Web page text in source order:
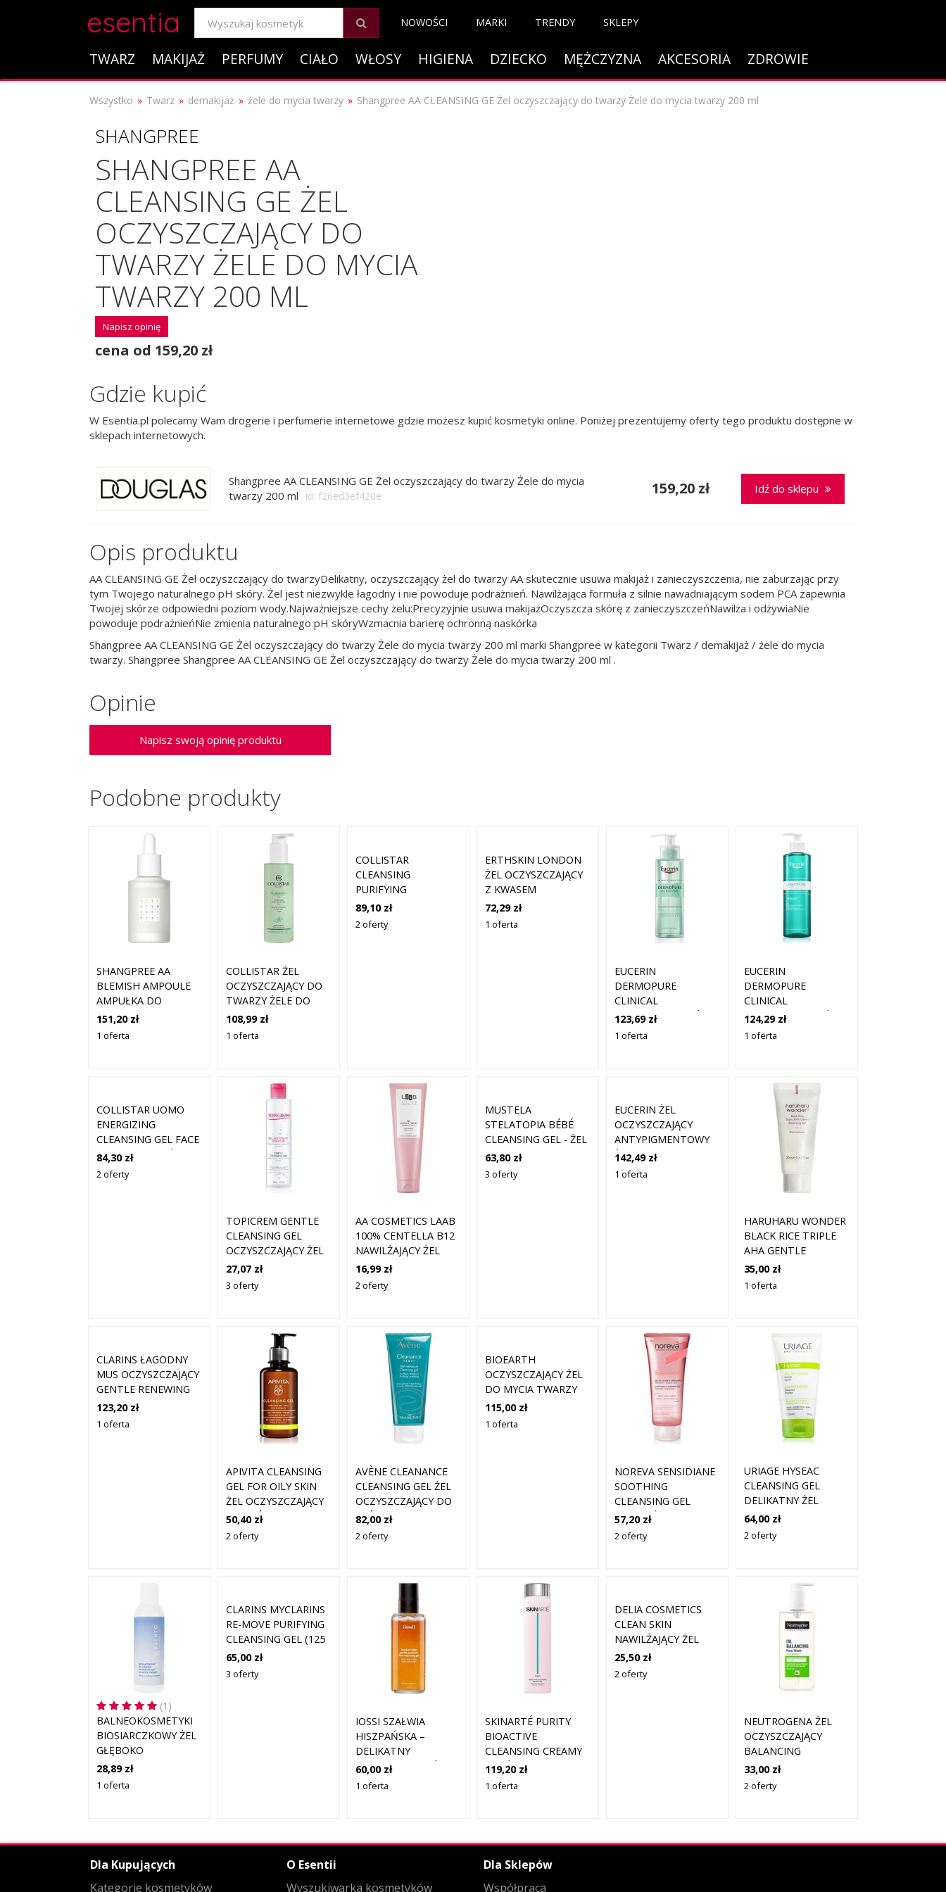
esentia NOWOŚCI MARKI TRENDY SKLEPY
TWARZ MAKIJAŻ PERFUMY CIAŁO WŁOSY HIGIENA DZIECKO MĘŻCZYZNA AKCESORIA ZDROWIE
Wszystko Twarz demakijaż żele do mycia twarzy Shangpree AA CLEANSING GE Żel oczyszczający do twarzy Żele do mycia twarzy 200 ml
SHANGPREE
SHANGPREE AA
CLEANSING GE ŻEL
OCZYSZCZAJĄCY DO
TWARZY ŻELE DO MYCIA
TWARZY 200 ML
Napisz opinię
cena od 159,20 zł
Gdzie kupić
W Esentia.pl polecamy Wam drogerie i perfumerie internetowe gdzie możesz kupić kosmetyki online. Poniżej prezentujemy oferty tego produktu dostępne w
sklepach internetowych.
Shangpree AA CLEANSING GE Żel oczyszczający do twarzy Żele do mycia
twarzy 200 ml
id: f26ed3ef420e 159,20 zł Idź do sklepu
Opis produktu
AA CLEANSING GE Żel oczyszczający do twarzyDelikatny, oczyszczający żel do twarzy AA skutecznie usuwa makijaż i zanieczyszczenia, nie zaburzając przy
tym Twojego naturalnego pH skóry. Żel jest niezwykle łagodny i nie powoduje podrażnień. Nawilżająca formuła z silnie nawadniającym sodem PCA zapewnia
Twojej skórze odpowiedni poziom wody.Najważniejsze cechy żelu:Precyzyjnie usuwa makijażOczyszcza skórę z zanieczyszczeńNawilża i odżywiaNie
powoduje podrażnieńNie zmienia naturalnego pH skóryWzmacnia barierę ochronną naskórka
Shangpree AA CLEANSING GE Żel oczyszczający do twarzy Żele do mycia twarzy 200 ml marki Shangpree w kategorii Twarz / demakijaż / żele do mycia
twarzy. Shangpree Shangpree AA CLEANSING GE Żel oczyszczający do twarzy Żele do mycia twarzy 200 ml .
Opinie
Napisz swoją opinię produktu
Podobne produkty
SHANGPREE AA
BLEMISH AMPOULE
AMPUŁKA DO
TWARZY NA
NIEDOSKONAŁOŚCI
151,20 zł
1 oferta
COLLISTAR ŻEL
OCZYSZCZAJĄCY DO
TWARZY ŻELE DO
MYCIA TWARZY 200
ML DAMSKI
108,99 zł
1 oferta
COLLISTAR
CLEANSING
PURIFYING
CLEANSING GEL
DELIKATNY ŻEL
OCZYSZCZAJĄCY DO
89,10 zł
2 oferty
ERTHSKIN LONDON
ŻEL OCZYSZCZAJĄCY
Z KWASEM
HIALURONOWYM
ŻELE DO MYCIA
72,29 zł
1 oferta
EUCERIN
DERMOPURE
CLINICAL
OCZYSZCZAJĄCY ŻEL
MYJĄCY ŻELE DO
123,69 zł
1 oferta
EUCERIN
DERMOPURE
CLINICAL
OCZYSZCZAJĄCY ŻEL
MYJĄCY ŻELE DO
124,29 zł
1 oferta
COLLISTAR UOMO
ENERGIZING
CLEANSING GEL FACE
ENERGIZUJĄCY ŻEL
OCZYSZCZAJĄCY DO
TWARZY 200 ML
84,30 zł
2 oferty
TOPICREM GENTLE
CLEANSING GEL
OCZYSZCZAJĄCY ŻEL
DO TWARZY DO
WŁOSÓW I CIAŁA 200
27,07 zł
3 oferty
AA COSMETICS LAAB
100% CENTELLA B12
NAWILŻAJĄCY ŻEL
OCZYSZCZAJĄCY DO
TWARZY 150 ML
16,99 zł
2 oferty
MUSTELA
STELATOPIA BÉBÉ
CLEANSING GEL - ŻEL
POD PRYSZNIC -
200ML
63,80 zł
3 oferty
EUCERIN ŻEL
OCZYSZCZAJĄCY
ANTYPIGMENTOWY
ŻELE DO MYCIA
TWARZY 400 ML
142,49 zł
1 oferta
HARUHARU WONDER
BLACK RICE TRIPLE
AHA GENTLE
CLEANSING GE 20 ML
35,00 zł
1 oferta
CLARINS ŁAGODNY
MUS OCZYSZCZAJĄCY
GENTLE RENEWING
CLEANSING MOUSSE
ŻELE DO MYCIA
123,20 zł
1 oferta
APIVITA CLEANSING
GEL FOR OILY SKIN
ŻEL OCZYSZCZAJĄCY
DO SKÓRY TŁUSTEJ I
MIESZANEJ 200 ML
50,40 zł
2 oferty
AVÈNE CLEANANCE
CLEANSING GEL ŻEL
OCZYSZCZAJĄCY DO
SKÓRY TŁUSTEJ ZE
SKŁONNOŚCIĄ DO
TRĄDZIKU 200 ML
82,00 zł
2 oferty
BIOEARTH
OCZYSZCZAJĄCY ŻEL
DO MYCIA TWARZY
200 ML
115,00 zł
1 oferta
NOREVA SENSIDIANE
SOOTHING
CLEANSING GEL
KOJĄCY ŻEL
OCZYSZCZAJĄCY 200
57,20 zł
2 oferty
URIAGE HYSEAC
CLEANSING GEL
DELIKATNY ŻEL
OCZYSZCZAJĄCY DO
TWARZY I CIAŁA 150
64,00 zł
2 oferty
(1)
BALNEOKOSMETYKI
BIOSIARCZKOWY ŻEL
GŁĘBOKO
OCZYSZCZAJĄCY DO
MYCIA TWARZY 200
28,89 zł
1 oferta
CLARINS MYCLARINS
RE-MOVE PURIFYING
CLEANSING GEL (125
ML)
65,00 zł
3 oferty
IOSSI SZAŁWIA
HISZPAŃSKA –
DELIKATNY
PREBIOTYCZNY ŻEL
DO MYCIA TWARZY
60,00 zł
1 oferta
SKINARTÉ PURITY
BIOACTIVE
CLEANSING CREAMY
GEL ŻELE DO MYCIA
TWARZY 200 ML
119,20 zł
1 oferta
DELIA COSMETICS
CLEAN SKIN
NAWILŻAJĄCY ŻEL
OCZYSZCZAJĄCY DO
TWARZY 200 ML
25,50 zł
2 oferty
NEUTROGENA ŻEL
OCZYSZCZAJĄCY
BALANCING
CLEANSING OIL
200ML
33,00 zł
2 oferty
Dla Kupujących
Kategorie kosmetyków
O Esentii
Wyszukiwarka kosmetyków
Dla Sklepów
Współpraca